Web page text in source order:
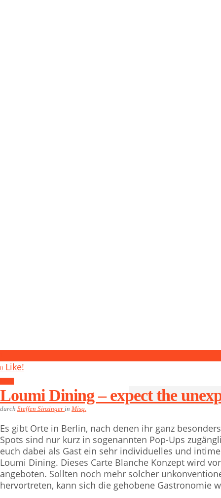
0 Like!
Loumi Dining – expect the
durch Steffen Sinzinger in Misq.
Es gibt Orte in Berlin, nach denen ihr ganz
Spots sind nur kurz in sogenannten Pop-Ups
euch dabei als Gast ein sehr individuelles und
Loumi Dining. Dieses Carte Blanche Konzept wird
angeboten. Sollten noch mehr solcher
hervortreten, kann sich die gehobene Gastronomie